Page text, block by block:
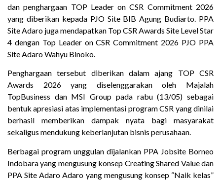
dan penghargaan TOP Leader on CSR Commitment 2026
yang diberikan kepada PJO Site BIB Agung Budiarto. PPA
Site Adaro juga mendapatkan Top CSR Awards Site Level Star
4 dengan Top Leader on CSR Commitment 2026 PJO PPA
Site Adaro Wahyu Binoko.
Penghargaan tersebut diberikan dalam ajang TOP CSR
Awards 2026 yang diselenggarakan oleh Majalah
TopBusiness dan MSI Group pada rabu (13/05) sebagai
bentuk apresiasi atas implementasi program CSR yang dinilai
berhasil memberikan dampak nyata bagi masyarakat
sekaligus mendukung keberlanjutan bisnis perusahaan.
Berbagai program unggulan dijalankan PPA Jobsite Borneo
Indobara yang mengusung konsep Creating Shared Value dan
PPA Site Adaro Adaro yang mengusung konsep “Naik kelas”